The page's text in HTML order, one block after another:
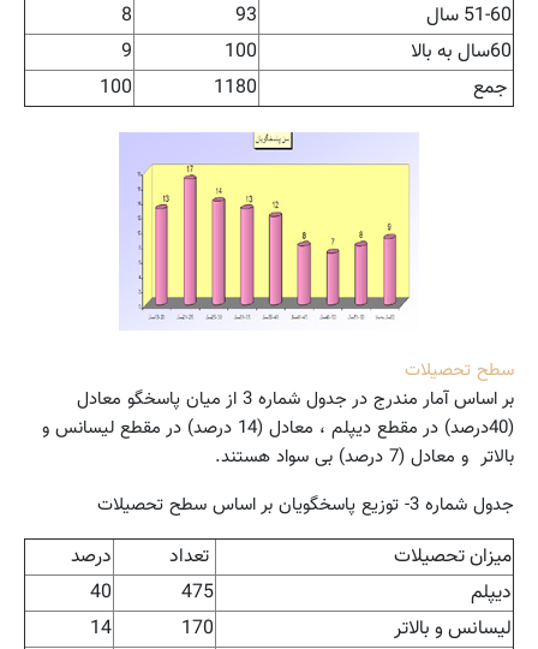
51-60 سال
93
8
60سال به بالا
100
9
جمع
1180
100
سطح تحصیلات
بر اساس آمار مندرج در جدول شماره 3 از میان پاسخگو معادل
(40درصد) در مقطع دیپلم ، معادل (14 درصد) در مقطع لیسانس و
بالاتر و معادل (7 درصد) بی سواد هستند.
جدول شماره 3- توزیع پاسخگویان بر اساس سطح تحصیلات
میزان تحصیلات تعداد
درصد
دیپلم
475
40
لیسانس و بالاتر
170
14